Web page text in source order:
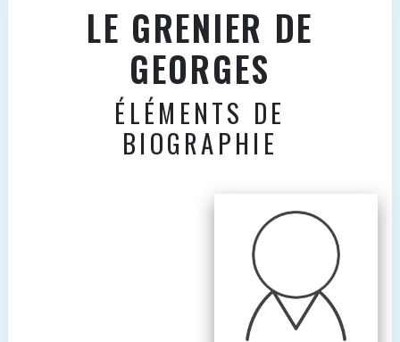
LE GRENIER DE
GEORGES
ÉLÉMENTS DE
BIOGRAPHIE